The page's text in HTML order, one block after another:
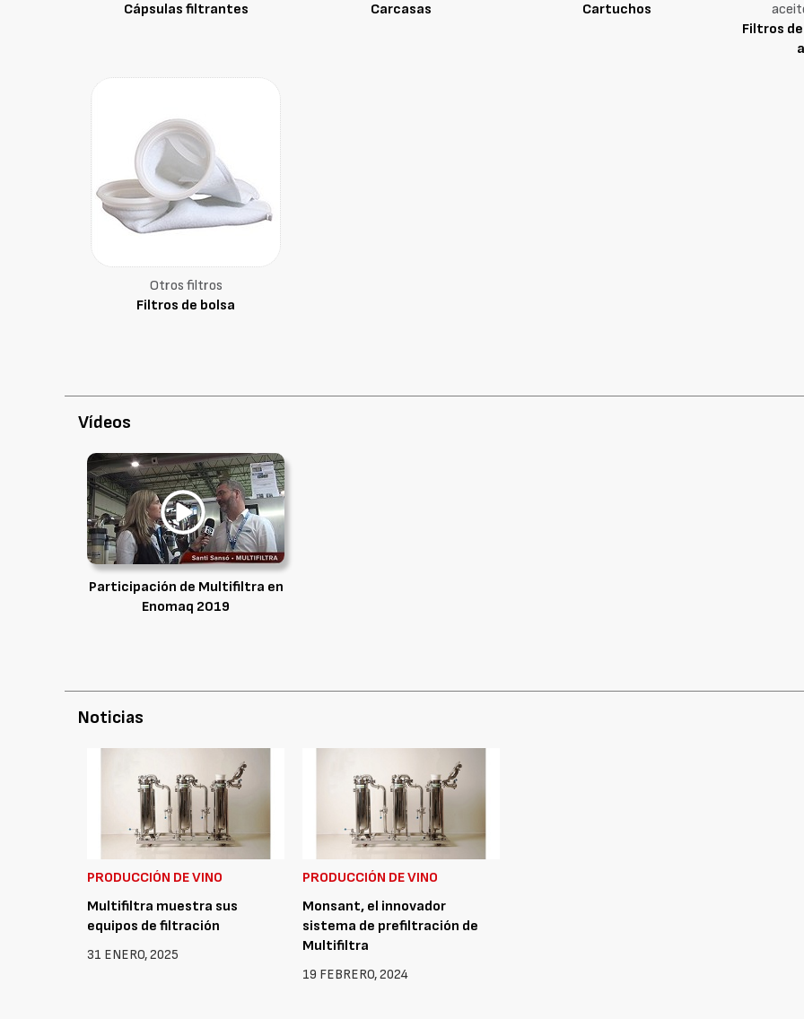
Cápsulas filtrantes
Carcasas
Cartuchos
Filtros
Otros filtros
Filtros de bolsa
Vídeos
Participación de Multifiltra en
Enomaq 2019
Noticias
PRODUCCIÓN DE VINO
Multifiltra muestra sus
equipos de filtración
31 ENERO, 2025
PRODUCCIÓN DE VINO
Monsant, el innovador
sistema de prefiltración de
Multifiltra
19 FEBRERO, 2024